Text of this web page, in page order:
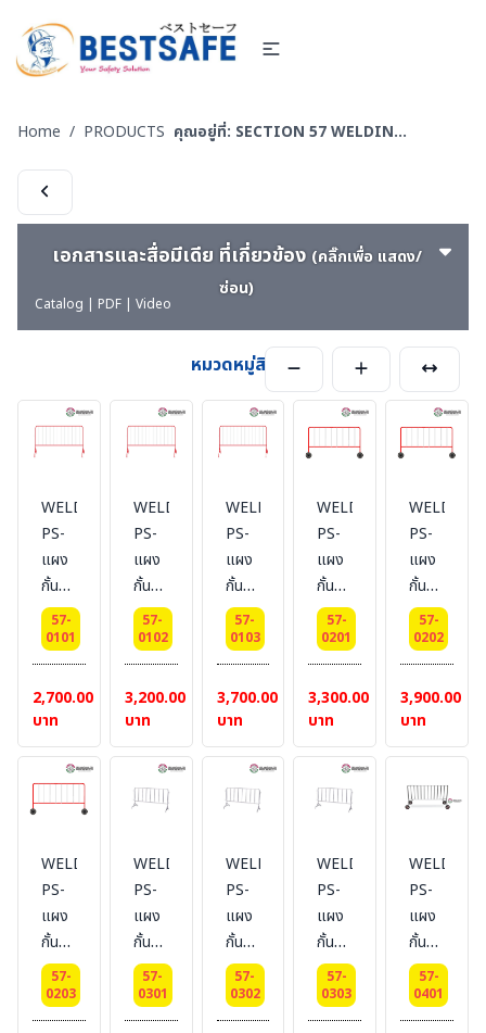
Home / PRODUCTS คุณอยู่ที่: SECTION 57 WELDING-PS ผลิตภัณฑ์ PIYAMANEESERVICE - งานผลิต แผงกั้น กรวยบอกทิศทางลม งานเชื่อม งานแปรรูปโลหะ
เอกสารและสื่อมีเดีย ที่เกี่ยวข้อง (คลิ๊กเพื่อ แสดง/
ซ่อน)
Catalog | PDF | Video
หมวดหมู่สินค้า
WELDING-
PS-
แผง
กั้น
จราจร
ยาว
1
เมตร
ไม่มี
ล้อ
57-
0101
2,700.00
บาท
WELDING-
PS-
แผง
กั้น
จราจร
ขนาด
1.5
เมตร
แบบ
ไม่มี
57-
0102
3,200.00
บาท
WELDING-
PS-
แผง
กั้น
จราจร
ยาว
2
เมตร
ไม่มี
ล้อ
57-
0103
3,700.00
บาท
WELDING-
PS-
แผง
กั้น
จราจร
แบบ
มีล้อ
ยาว
1
เมตร
57-
0201
3,300.00
บาท
WELDING-
PS-
แผง
กั้น
จราจร
แบบ
มีล้อ
ยาว
1.5
เมตร
57-
0202
3,900.00
บาท
WELDING-
PS-
แผง
กั้น
จราจร
แบบ
มีล้อ
57-
0203
WELDING-
PS-
แผง
กั้น
จราจร
ส
แตน
57-
0301
WELDING-
PS-
แผง
กั้น
จราจร
ส
แตน
57-
0302
WELDING-
PS-
แผง
กั้น
จราจร
ส
แตน
57-
0303
WELDING-
PS-
แผง
กั้น
จราจร
ส
แตน
57-
0401